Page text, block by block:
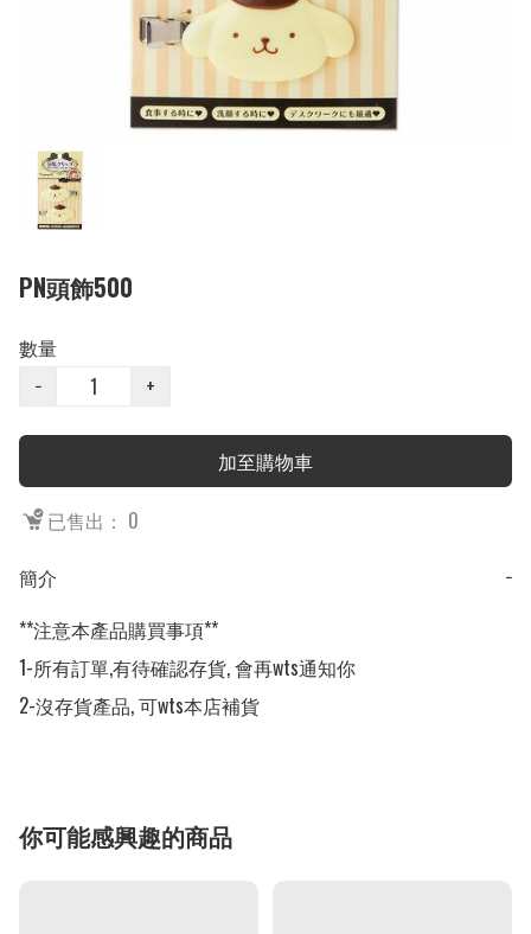
PN頭飾500
數量
−
+
加至購物車
已售出： 0
簡介
−
**注意本產品購買事項**
1-所有訂單,有待確認存貨, 會再wts通知你
2-沒存貨產品, 可wts本店補貨
你可能感興趣的商品